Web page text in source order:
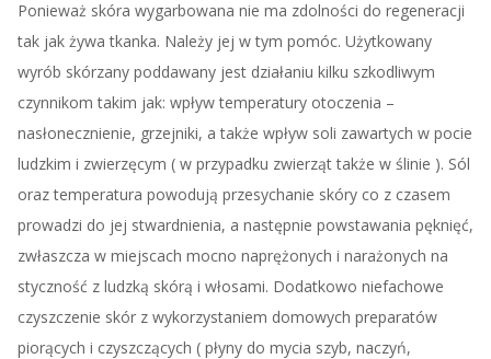
Ponieważ skóra wygarbowana nie ma zdolności do regeneracji
tak jak żywa tkanka. Należy jej w tym pomóc. Użytkowany
wyrób skórzany poddawany jest działaniu kilku szkodliwym
czynnikom takim jak: wpływ temperatury otoczenia –
nasłonecznienie, grzejniki, a także wpływ soli zawartych w pocie
ludzkim i zwierzęcym ( w przypadku zwierząt także w ślinie ). Sól
oraz temperatura powodują przesychanie skóry co z czasem
prowadzi do jej stwardnienia, a następnie powstawania pęknięć,
zwłaszcza w miejscach mocno naprężonych i narażonych na
styczność z ludzką skórą i włosami. Dodatkowo niefachowe
czyszczenie skór z wykorzystaniem domowych preparatów
piorących i czyszczących ( płyny do mycia szyb, naczyń,